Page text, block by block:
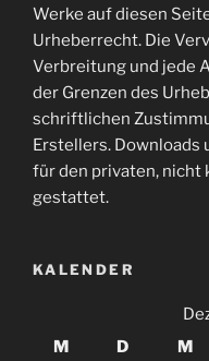
Werke auf diesen
Urheberrecht. Die
Verbreitung und jede
der Grenzen des
schriftlichen
Erstellers. Downloads
für den privaten, nicht
gestattet.
KALENDER
M
D M